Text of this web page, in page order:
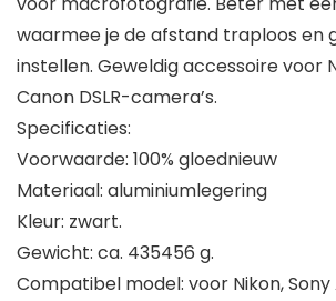
waarmee je de afstand traploos en
instellen. Geweldig accessoire voor
Canon DSLR-camera’s.
Specificaties:
Voorwaarde: 100% gloednieuw
Materiaal: aluminiumlegering
Kleur: zwart.
Gewicht: ca. 435456 g.
Compatibel model: voor Nikon, Sony